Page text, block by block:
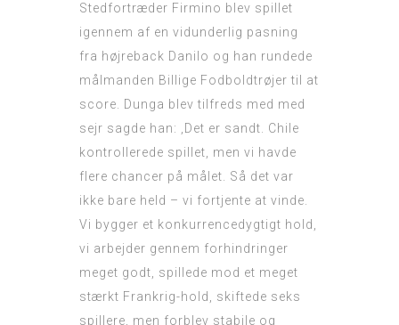
Stedfortræder Firmino blev spillet
igennem af en vidunderlig pasning
fra højreback Danilo og han rundede
målmanden Billige Fodboldtrøjer til at
score. Dunga blev tilfreds med med
sejr sagde han: ‚Det er sandt. Chile
kontrollerede spillet, men vi havde
flere chancer på målet. Så det var
ikke bare held – vi fortjente at vinde.
Vi bygger et konkurrencedygtigt hold,
vi arbejder gennem forhindringer
meget godt, spillede mod et meget
stærkt Frankrig-hold, skiftede seks
spillere, men forblev stabile og